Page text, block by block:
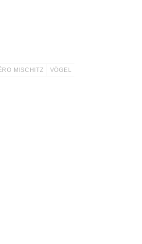
MISCHITZ
VÖGEL